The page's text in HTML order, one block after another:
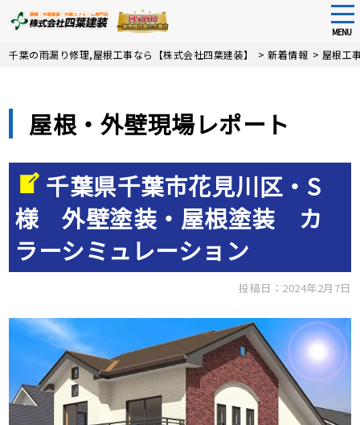
Skip
MENU
千葉の雨漏り修理,屋根工事なら【株式会社四葉建装】 >新着情報 > 屋根工
屋根・外壁現場レポート
千葉県千葉市花見川区・S
様 外壁塗装・屋根塗装 カ
ラーシミュレーション
投稿日：2024年2月7日